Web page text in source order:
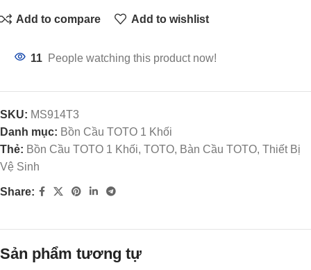
Add to compare Add to wishlist
11 People watching this product now!
SKU: MS914T3
Danh mục: Bồn Cầu TOTO 1 Khối
Thẻ: Bồn Cầu TOTO 1 Khối, TOTO, Bàn Cầu TOTO, Thiết Bị
Vệ Sinh
Share:
Sản phẩm tương tự